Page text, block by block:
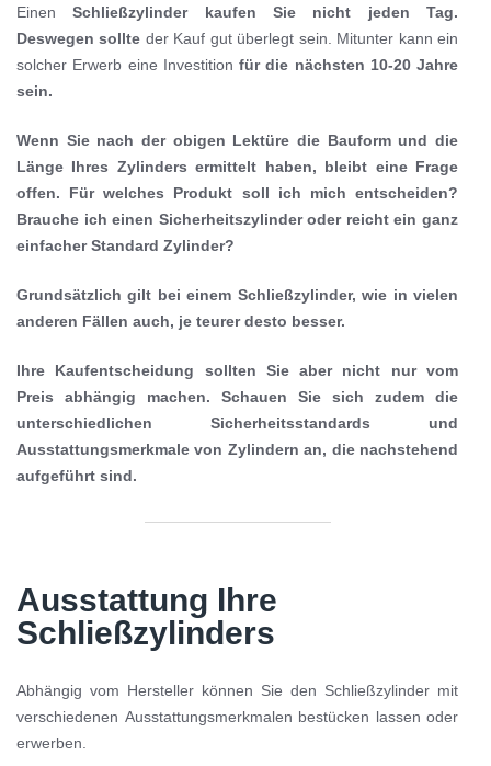
EinenSchließzylinder kaufen Sie nicht jeden Tag.
Deswegen sollte der Kauf gut überlegt sein. Mitunter kann ein
solcher Erwerb eine Investition für die nächsten 10-20 Jahre
sein.
Wenn Sie nach der obigen Lektüre die Bauform und die
Länge Ihres Zylinders ermittelt haben, bleibt eine Frage
offen. Für welches Produkt soll ich mich entscheiden?
Brauche ich einen Sicherheitszylinder oder reicht ein ganz
einfacher Standard Zylinder?
Grundsätzlich gilt bei einem Schließzylinder, wie in vielen
anderen Fällen auch, je teurer desto besser.
Ihre Kaufentscheidung sollten Sie aber nicht nur vom
Preis abhängig machen. Schauen Sie sich zudem die
unterschiedlichen Sicherheitsstandards und
Ausstattungsmerkmale von Zylindern an, die nachstehend
aufgeführt sind.
Ausstattung Ihre
Schließzylinders
Abhängig vom Hersteller können Sie den Schließzylinder mit
verschiedenen Ausstattungsmerkmalen bestücken lassen oder
erwerben.